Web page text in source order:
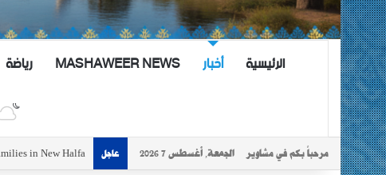
الرئيسية أخبار MASHAWEER NEWS رياضة
مرحباً بكم في مشاوير الجمعة, أغسطس 7 2026 عاجل in New Halfa